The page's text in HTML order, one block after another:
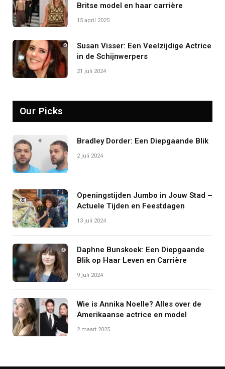
Britse model en haar carrière
15 april 2025
Susan Visser: Een Veelzijdige Actrice
in de Schijnwerpers
21 juli 2024
Our Picks
Bradley Dorder: Een Diepgaande Blik
2 juli 2024
Openingstijden Jumbo in Jouw Stad –
Actuele Tijden en Feestdagen
13 juli 2024
Daphne Bunskoek: Een Diepgaande
Blik op Haar Leven en Carrière
9 juli 2024
Wie is Annika Noelle? Alles over de
Amerikaanse actrice en model
2 maart 2025